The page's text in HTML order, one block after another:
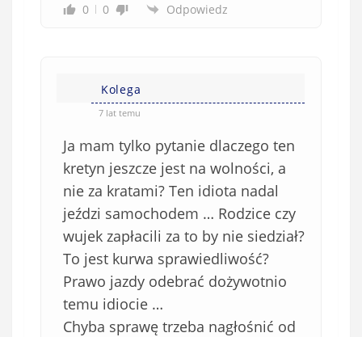
0 0 Odpowiedz
Kolega
7 lat temu
Ja mam tylko pytanie dlaczego ten
kretyn jeszcze jest na wolności, a
nie za kratami? Ten idiota nadal
jeździ samochodem … Rodzice czy
wujek zapłacili za to by nie siedział?
To jest kurwa sprawiedliwość?
Prawo jazdy odebrać dożywotnio
temu idiocie …
Chyba sprawę trzeba nagłośnić od